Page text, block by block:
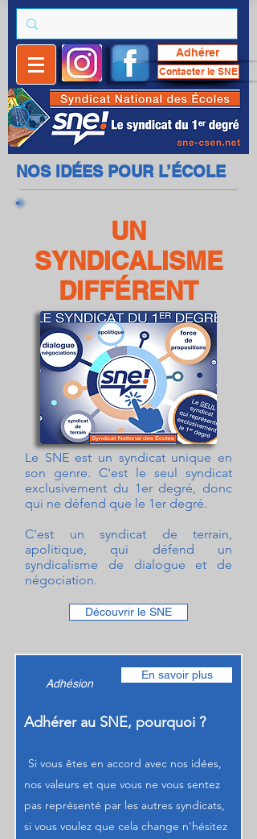
Adhérer
Contacter le SNE
NOS IDÉES POUR L’ÉCOLE
UN
SYNDICALISME
DIFFÉRENT
Le SNE est un syndicat unique en
son genre. C'est le seul syndicat
exclusivement du 1er degré, donc
qui ne défend que le 1er degré.
C'est un syndicat de terrain,
apolitique, qui défend un
syndicalisme de dialogue et de
négociation.
Découvrir le SNE
Adhésion
En savoir plus
Adhérer au SNE, pourquoi ?
Si vous êtes en accord avec nos idées,
nos valeurs et que vous ne vous sentez
pas représenté par les autres syndicats,
si vous voulez que cela change n'hésitez